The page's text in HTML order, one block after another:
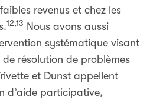
revenus et chez les
12,13 Nous avons aussi
systématique visant
de résolution de problèmes
et Dunst appellent
d’aide participative,